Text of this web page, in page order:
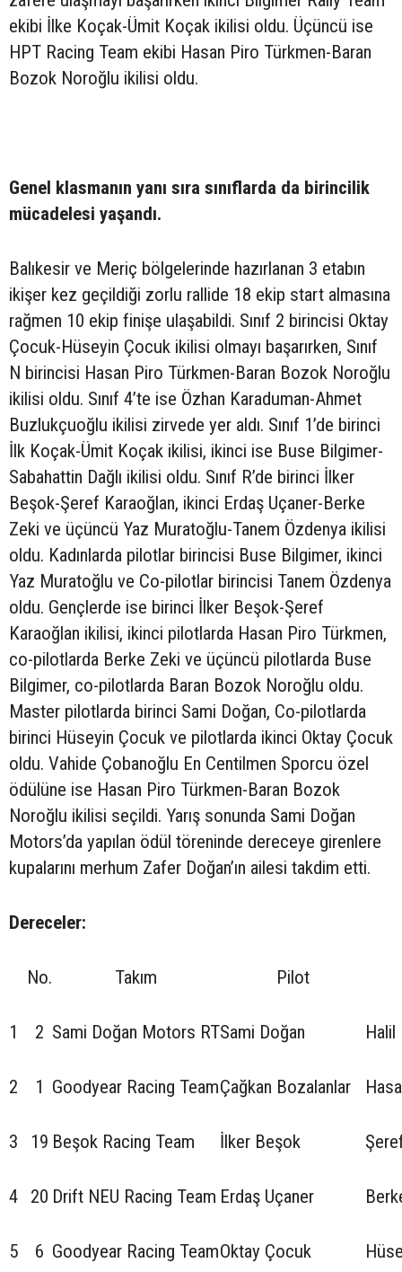
ekibi İlke Koçak-Ümit Koçak ikilisi oldu. Üçüncü ise
HPT Racing Team ekibi Hasan Piro Türkmen-Baran
Bozok Noroğlu ikilisi oldu.
Genel klasmanın yanı sıra sınıflarda da birincilik
mücadelesi yaşandı.
Balıkesir ve Meriç bölgelerinde hazırlanan 3 etabın
ikişer kez geçildiği zorlu rallide 18 ekip start almasına
rağmen 10 ekip finişe ulaşabildi. Sınıf 2 birincisi Oktay
Çocuk-Hüseyin Çocuk ikilisi olmayı başarırken, Sınıf
N birincisi Hasan Piro Türkmen-Baran Bozok Noroğlu
ikilisi oldu. Sınıf 4’te ise Özhan Karaduman-Ahmet
Buzlukçuoğlu ikilisi zirvede yer aldı. Sınıf 1’de birinci
İlk Koçak-Ümit Koçak ikilisi, ikinci ise Buse Bilgimer-
Sabahattin Dağlı ikilisi oldu. Sınıf R’de birinci İlker
Beşok-Şeref Karaoğlan, ikinci Erdaş Uçaner-Berke
Zeki ve üçüncü Yaz Muratoğlu-Tanem Özdenya ikilisi
oldu. Kadınlarda pilotlar birincisi Buse Bilgimer, ikinci
Yaz Muratoğlu ve Co-pilotlar birincisi Tanem Özdenya
oldu. Gençlerde ise birinci İlker Beşok-Şeref
Karaoğlan ikilisi, ikinci pilotlarda Hasan Piro Türkmen,
co-pilotlarda Berke Zeki ve üçüncü pilotlarda Buse
Bilgimer, co-pilotlarda Baran Bozok Noroğlu oldu.
Master pilotlarda birinci Sami Doğan, Co-pilotlarda
birinci Hüseyin Çocuk ve pilotlarda ikinci Oktay Çocuk
oldu. Vahide Çobanoğlu En Centilmen Sporcu özel
ödülüne ise Hasan Piro Türkmen-Baran Bozok
Noroğlu ikilisi seçildi. Yarış sonunda Sami Doğan
Motors’da yapılan ödül töreninde dereceye girenlere
kupalarını merhum Zafer Doğan’ın ailesi takdim etti.
Dereceler:
No. Takım Pilot
1 2 Sami Doğan Motors RTSami Doğan Halil
2 1 Goodyear Racing TeamÇağkan Bozalanlar
3 19 Beşok Racing Team İlker Beşok
4 20 Drift NEU Racing Team Erdaş Uçaner
5 6 Goodyear Racing TeamOktay Çocuk